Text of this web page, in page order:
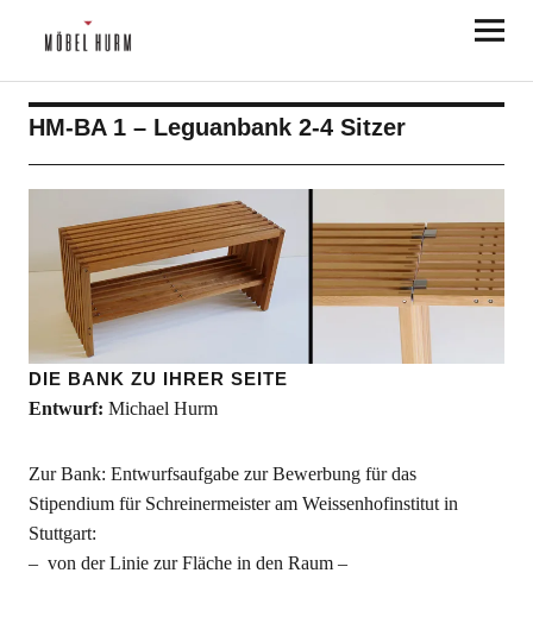
Möbel Hurm
HM-BA 1 – Leguanbank 2-4 Sitzer
DIE BANK ZU IHRER SEITE
Entwurf: Michael Hurm
Zur Bank: Entwurfsaufgabe zur Bewerbung für das
Stipendium für Schreinermeister am Weissenhofinstitut in
Stuttgart:
– von der Linie zur Fläche in den Raum –